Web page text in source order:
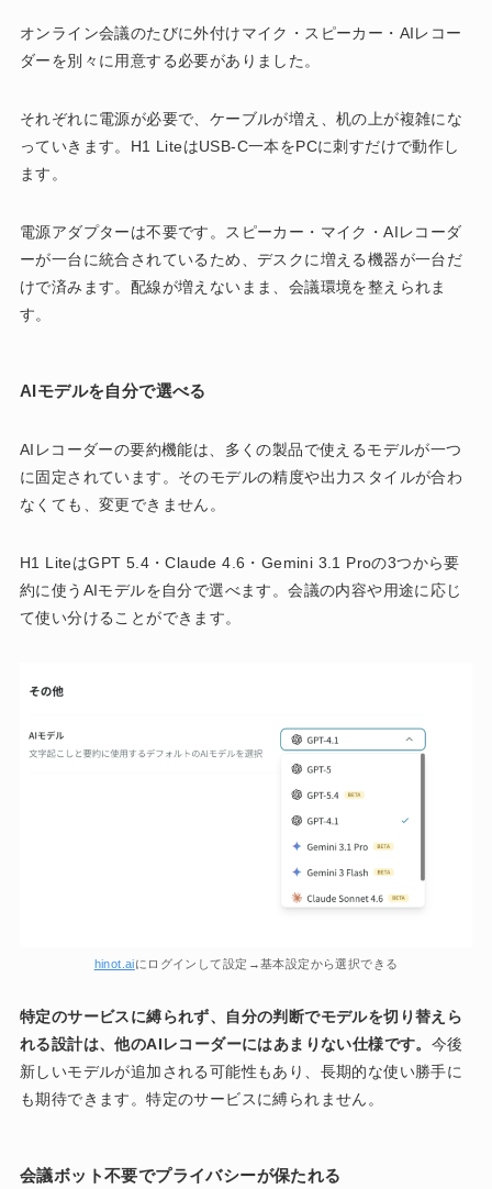
オンライン会議のたびに外付けマイク・スピーカー・AIレコー
ダーを別々に用意する必要がありました。
それぞれに電源が必要で、ケーブルが増え、机の上が複雑にな
っていきます。H1 LiteはUSB-C一本をPCに刺すだけで動作し
ます。
電源アダプターは不要です。スピーカー・マイク・AIレコーダ
ーが一台に統合されているため、デスクに増える機器が一台だ
けで済みます。配線が増えないまま、会議環境を整えられま
す。
AIモデルを自分で選べる
AIレコーダーの要約機能は、多くの製品で使えるモデルが一つ
に固定されています。そのモデルの精度や出力スタイルが合わ
なくても、変更できません。
H1 LiteはGPT 5.4・Claude 4.6・Gemini 3.1 Proの3つから要
約に使うAIモデルを自分で選べます。会議の内容や用途に応じ
て使い分けることができます。
hinot.aiにログインして設定→基本設定から選択できる
特定のサービスに縛られず、自分の判断でモデルを切り替えら
れる設計は、他のAIレコーダーにはあまりない仕様です。 今後
新しいモデルが追加される可能性もあり、長期的な使い勝手に
も期待できます。特定のサービスに縛られません。
会議ボット不要でプライバシーが保たれる